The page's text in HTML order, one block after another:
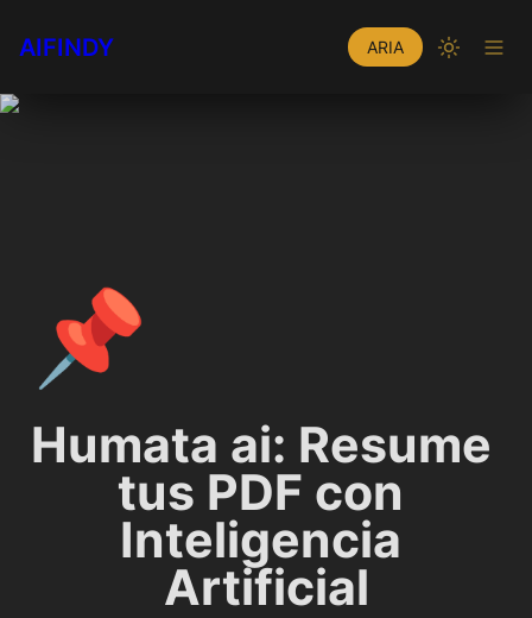
AIFINDY ARIA
📌
Humata ai: Resume
tus PDF con
Inteligencia
Artificial